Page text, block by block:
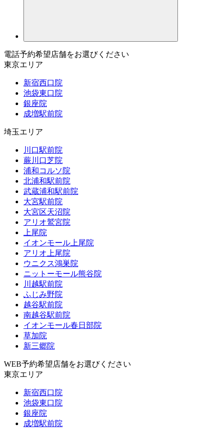
電話予約希望店舗をお選びください
東京エリア
新宿西口院
池袋東口院
銀座院
成増駅前院
埼玉エリア
川口駅前院
蕨川口芝院
浦和コルソ院
北浦和駅前院
武蔵浦和駅前院
大宮駅前院
大宮区天沼院
アリオ鷲宮院
上尾院
イオンモール上尾院
アリオ上尾院
ウニクス鴻巣院
ニットーモール熊谷院
川越駅前院
ふじみ野院
越谷駅前院
南越谷駅前院
イオンモール春日部院
草加院
新三郷院
WEB予約希望店舗をお選びください
東京エリア
新宿西口院
池袋東口院
銀座院
成増駅前院